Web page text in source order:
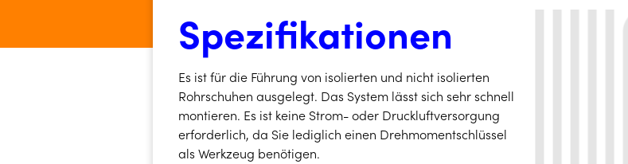
Spezifikationen
Es ist für die Führung von isolierten und nicht isolierten
Rohrschuhen ausgelegt. Das System lässt sich sehr schnell
montieren. Es ist keine Strom- oder Druckluftversorgung
erforderlich, da Sie lediglich einen Drehmomentschlüssel
als Werkzeug benötigen.